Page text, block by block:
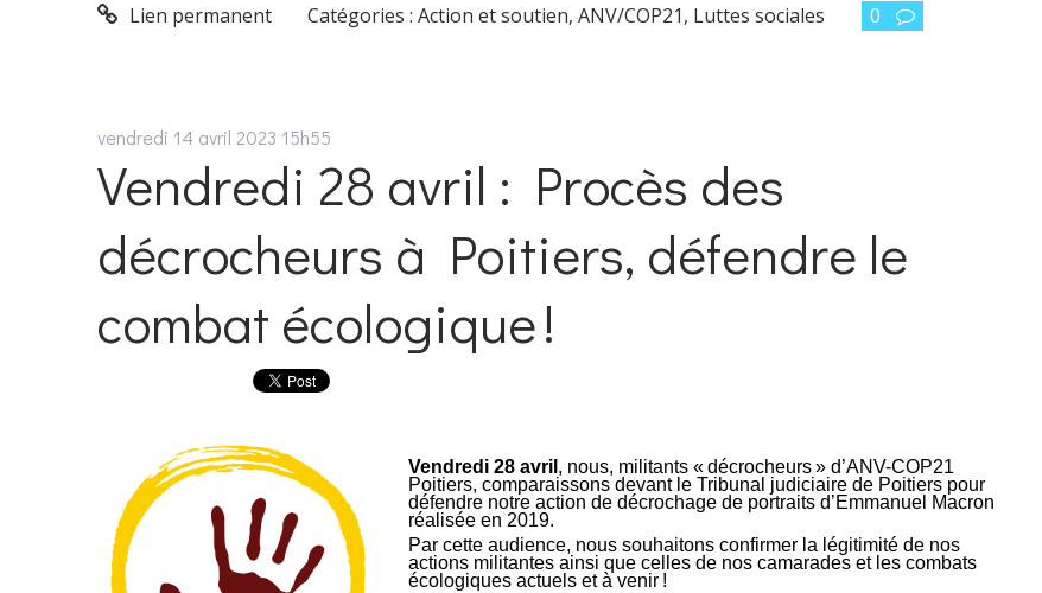
Lien permanent Catégories :Action et soutien,ANV/COP21, Luttes sociales 0
vendredi 14 avril 2023 15h55
Vendredi 28 avril : Procès des
décrocheurs à Poitiers, défendre le
combat écologique !
Vendredi 28 avril , nous, militants « décrocheurs » d’ANV-COP21
Poitiers, comparaissons devant le Tribunal judiciaire de Poitiers pour
défendre notre action de décrochage de portraits d’Emmanuel Macron
réalisée en 2019.
Par cette audience, nous souhaitons confirmer la légitimité de nos
actions militantes ainsi que celles de nos camarades et les combats
écologiques actuels et à venir !